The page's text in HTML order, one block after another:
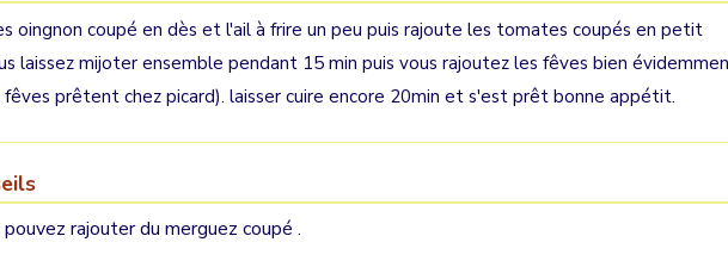
oingnon coupé en dès et l'ail à frire un peu puis rajoute les tomates coupés en petit
laissez mijoter ensemble pendant 15 min puis vous rajoutez les fêves bien
prêtent chez picard). laisser cuire encore 20min et s'est prêt bonne appétit.
rajouter du merguez coupé .